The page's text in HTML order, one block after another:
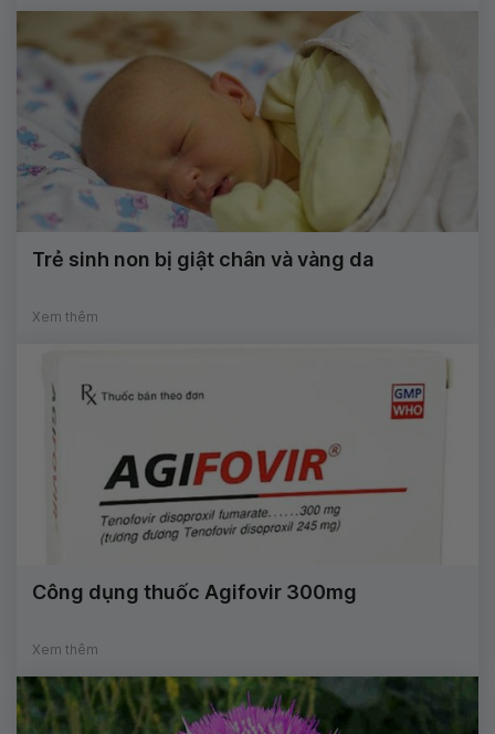
Trẻ sinh non bị giật chân và vàng da
Xem thêm
Công dụng thuốc Agifovir 300mg
Xem thêm